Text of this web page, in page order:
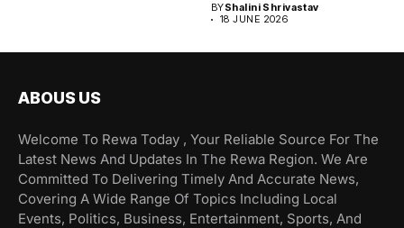
BYShalini Shrivastav
18 JUNE 2026
ABOUS US
Welcome To Rewa Today , Your Reliable Source For The
Latest News And Updates In The Rewa Region. We Are
Committed To Delivering Timely And Accurate News,
Covering A Wide Range Of Topics Including Local
Events, Politics, Business, Entertainment, Sports, And